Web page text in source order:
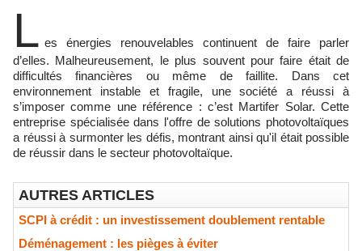
L es énergies renouvelables continuent de faire parler
d’elles. Malheureusement, le plus souvent pour faire était de
difficultés financières ou même de faillite. Dans cet
environnement instable et fragile, une société a réussi à
s’imposer comme une référence : c’est Martifer Solar. Cette
entreprise spécialisée dans l'offre de solutions photovoltaïques
a réussi à surmonter les défis, montrant ainsi qu'il était possible
de réussir dans le secteur photovoltaïque.
AUTRES ARTICLES
SCPI à crédit : un investissement doublement rentable
Déménagement : les pièges à éviter